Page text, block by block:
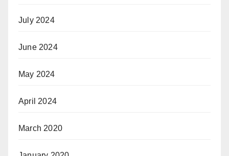
July 2024
June 2024
May 2024
April 2024
March 2020